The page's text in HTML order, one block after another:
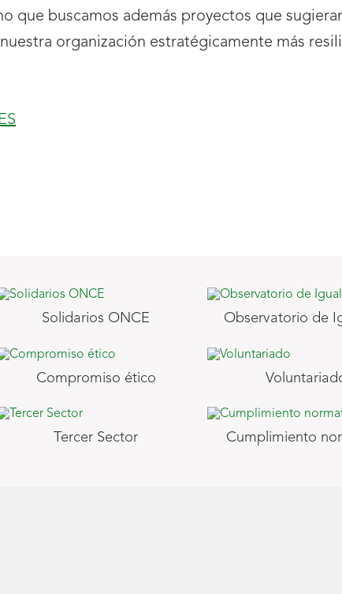
que buscamos además proyectos que
organización estratégicamente más
Solidarios ONCE Observatorio de
Compromiso ético
Tercer Sector Cumplimiento